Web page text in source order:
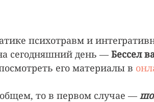
психотравм и
сегодняшний день — Бессел
его материалы в
то в первом случае —